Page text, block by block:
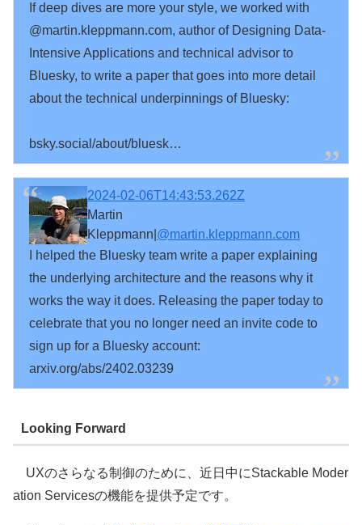
If deep dives are more your style, we worked with
@martin.kleppmann.com, author of Designing Data-
Intensive Applications and technical advisor to
Bluesky, to write a paper that goes into more detail
about the technical underpinnings of Bluesky:
bsky.social/about/bluesk…
2024-02-06T14:43:53.262Z
Martin
Kleppmann| @martin.kleppmann.com
I helped the Bluesky team write a paper explaining
the underlying architecture and the reasons why it
works the way it does. Releasing the paper today to
celebrate that you no longer need an invite code to
sign up for a Bluesky account:
arxiv.org/abs/2402.03239
Looking Forward
UXのさらなる制御のために、近日中にStackable Moder
ation Servicesの機能を提供予定です。